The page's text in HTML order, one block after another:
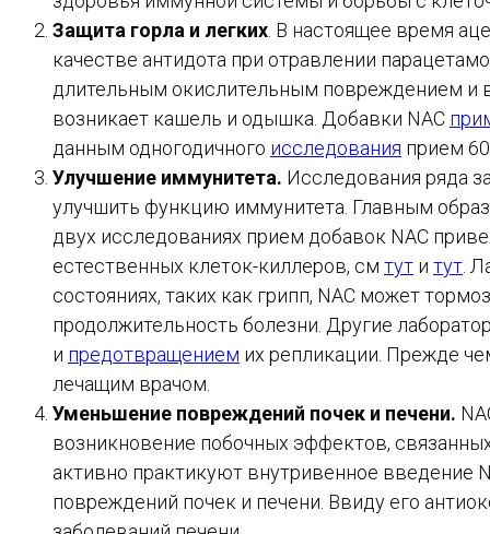
Защита горла и легких. В настоящее время
качестве антидота при отравлении
длительным окислительным повреждением и
возникает кашель и одышка. Добавки NAC
данным одногодичного исследования прием
Улучшение иммунитета. Исследования ряда
улучшить функцию иммунитета. Главным
двух исследованиях прием добавок NAC
естественных клеток-киллеров, см тут и тут.
состояниях, таких как грипп, NAC может
продолжительность болезни. Другие
и предотвращением их репликации. Прежде
лечащим врачом.
Уменьшение повреждений почек и печени.
возникновение побочных эффектов,
активно практикуют внутривенное введение
повреждений почек и печени. Ввиду его